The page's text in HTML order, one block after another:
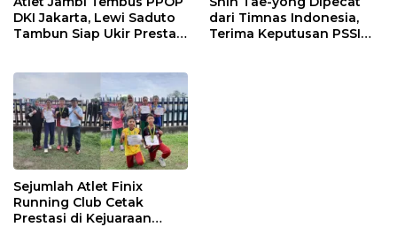
DKI Jakarta, Lewi Saduto
Tambun Siap Ukir Prestasi
dari Timnas Indonesia,
Terima Keputusan PSSI
Sejumlah Atlet Finix
Running Club Cetak
Prestasi di Kejuaraan